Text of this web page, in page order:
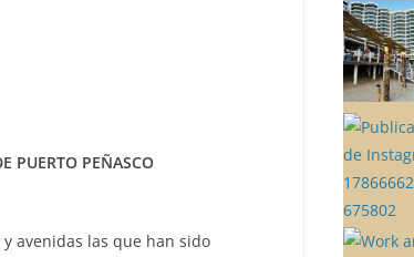
PUERTO PEÑASCO
avenidas las que han sido